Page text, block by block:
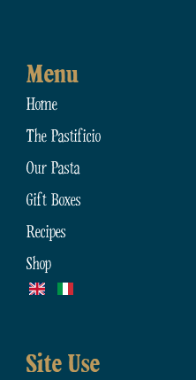
Menu
Home
The Pastificio
Our Pasta
Gift Boxes
Recipes
Shop
Site Use